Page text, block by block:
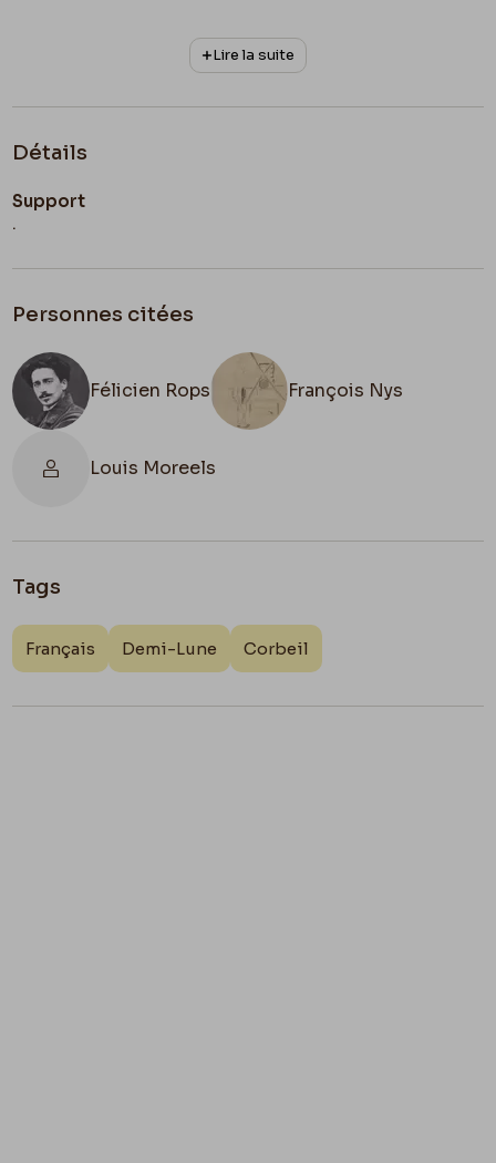
Lire la suite
Détails
Support
.
Personnes citées
Félicien Rops François Nys
Louis Moreels
Tags
Français Demi-Lune Corbeil